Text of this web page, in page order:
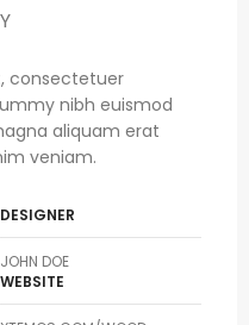
consectetuer
nibh euismod
aliquam erat
veniam.
DESIGNER
JOHN DOE
WEBSITE